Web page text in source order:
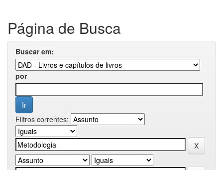
Página de Busca
Buscar em:
por
Filtros correntes: